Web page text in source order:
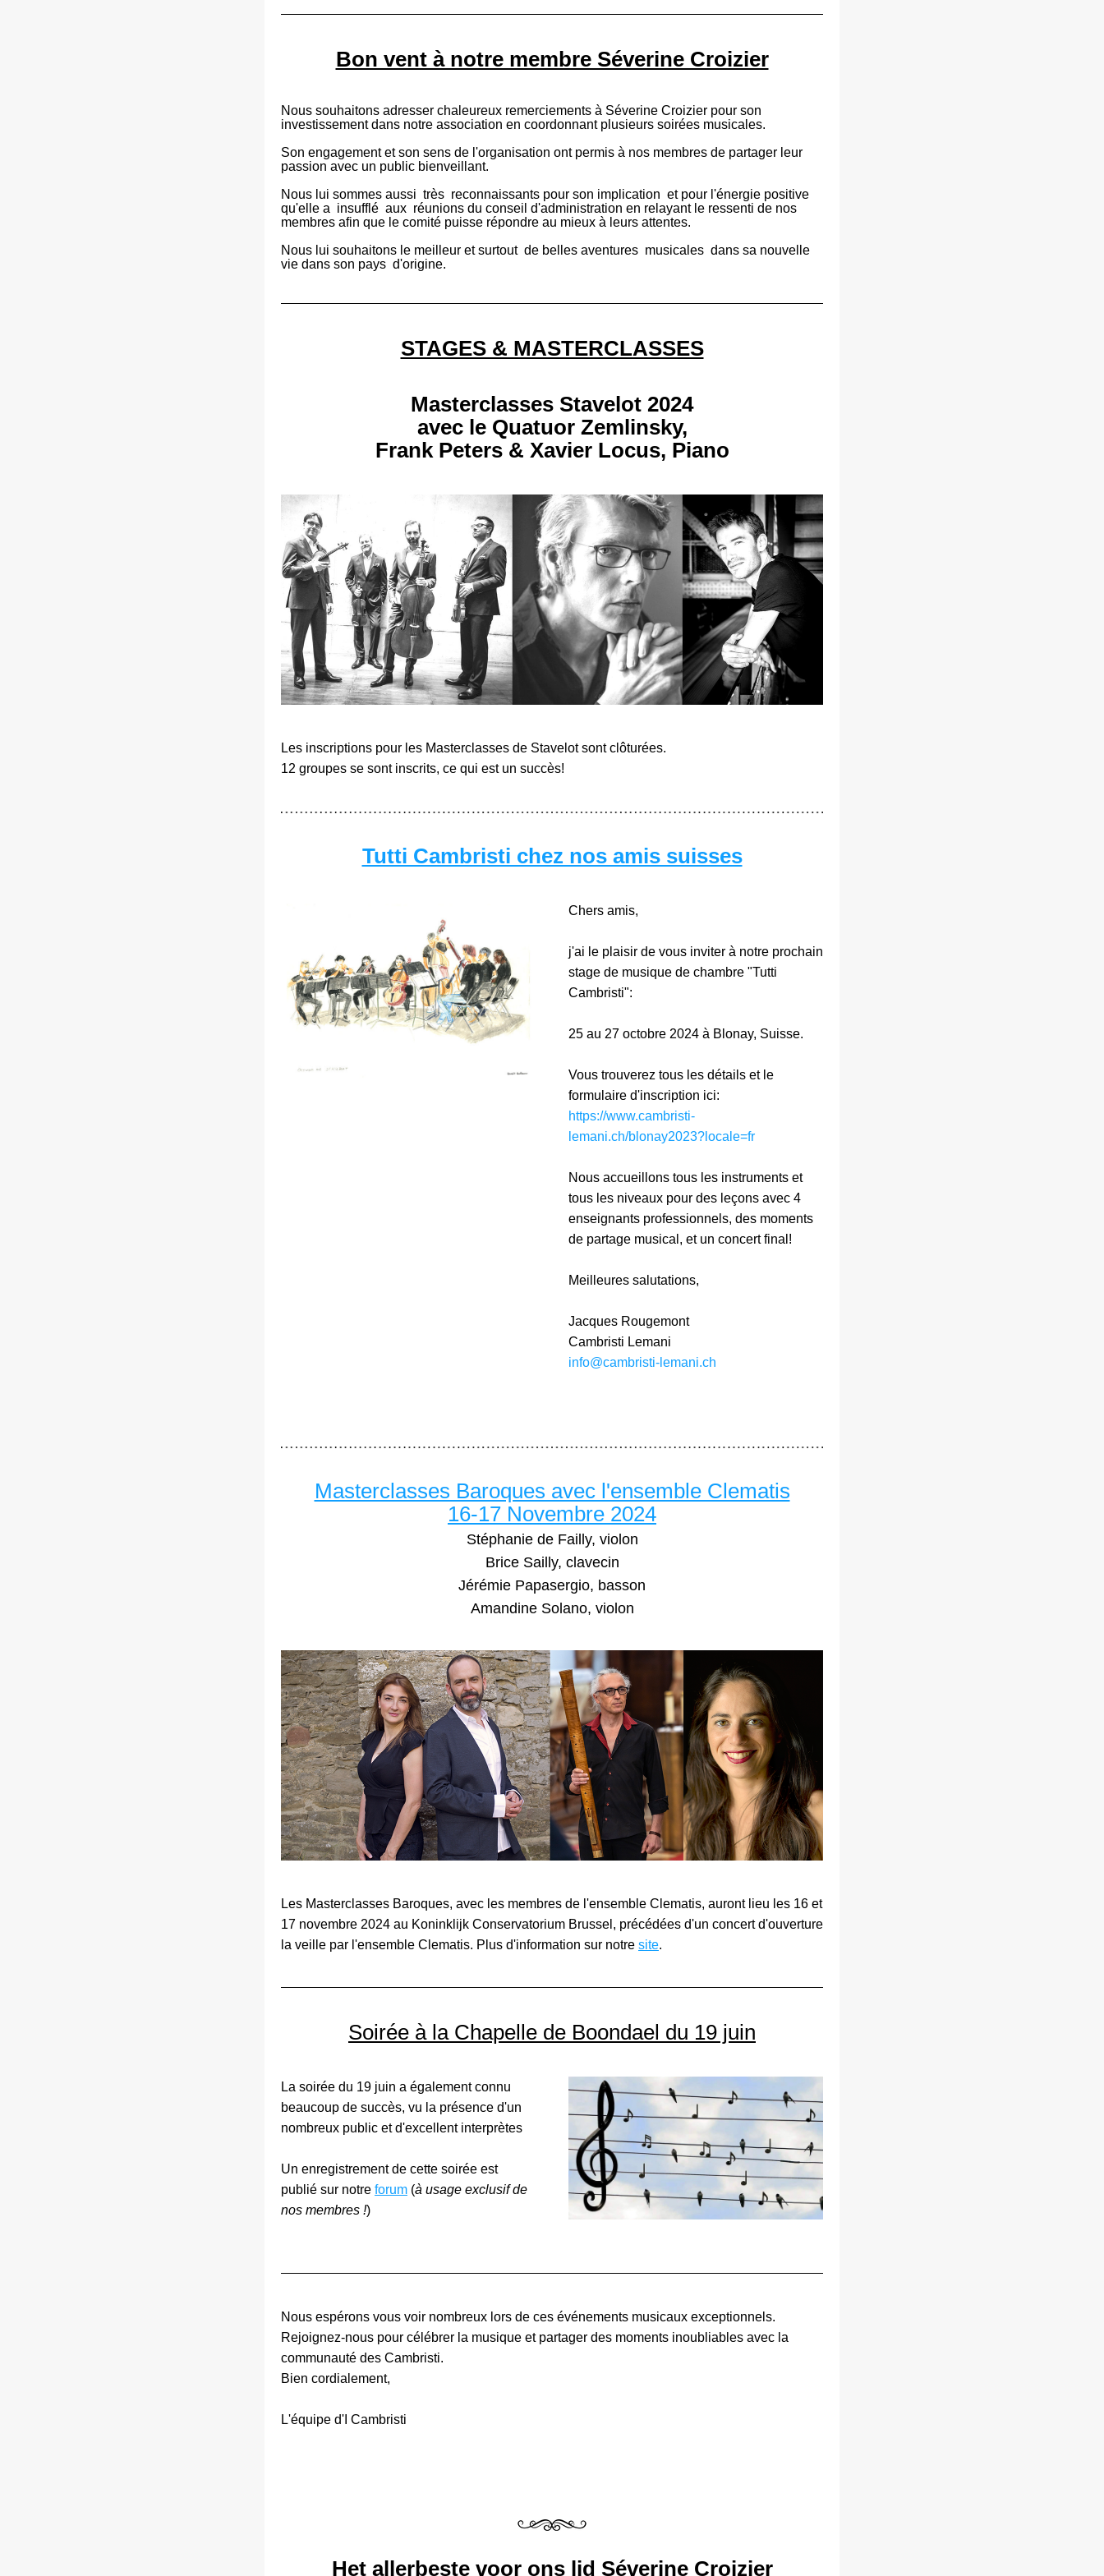
Bon vent à notre membre Séverine Croizier
Nous souhaitons adresser chaleureux remerciements à Séverine Croizier pour son
investissement dans notre association en coordonnant plusieurs soirées musicales.
Son engagement et son sens de l'organisation ont permis à nos membres de partager leur
passion avec un public bienveillant.
Nous lui sommes aussi  très  reconnaissants pour son implication  et pour l'énergie positive
qu'elle a  insufflé  aux  réunions du conseil d'administration en relayant le ressenti de nos
membres afin que le comité puisse répondre au mieux à leurs attentes.
Nous lui souhaitons le meilleur et surtout  de belles aventures  musicales  dans sa nouvelle
vie dans son pays  d'origine.
STAGES & MASTERCLASSES
Masterclasses Stavelot 2024
avec le Quatuor Zemlinsky,
Frank Peters & Xavier Locus, Piano
Les inscriptions pour les Masterclasses de Stavelot sont clôturées.
12 groupes se sont inscrits, ce qui est un succès!
Tutti Cambristi chez nos amis suisses
Chers amis,
j'ai le plaisir de vous inviter à notre prochain
stage de musique de chambre "Tutti
Cambristi":
25 au 27 octobre 2024 à Blonay, Suisse.
Vous trouverez tous les détails et le
formulaire d'inscription ici:
https://www.cambristi-
lemani.ch/blonay2023?locale=fr
Nous accueillons tous les instruments et
tous les niveaux pour des leçons avec 4
enseignants professionnels, des moments
de partage musical, et un concert final!
Meilleures salutations,
Jacques Rougemont
Cambristi Lemani
info@cambristi-lemani.ch
Masterclasses Baroques avec l'ensemble Clematis
16-17 Novembre 2024
Stéphanie de Failly, violon
Brice Sailly, clavecin
Jérémie Papasergio, basson
Amandine Solano, violon
Les Masterclasses Baroques, avec les membres de l'ensemble Clematis, auront lieu les 16 et
17 novembre 2024 au Koninklijk Conservatorium Brussel , précédées d'un concert d'ouverture
la veille par l'ensemble Clematis. Plus d'information sur notre site.
Soirée à la Chapelle de Boondael du 19 juin
La soirée du 19 juin a également connu
beaucoup de succès, vu la présence d'un
nombreux public et d'excellent interprètes
Un enregistrement de cette soirée est
publié sur notre forum (à usage exclusif de
nos membres !)
Nous espérons vous voir nombreux lors de ces événements musicaux exceptionnels.
Rejoignez-nous pour célébrer la musique et partager des moments inoubliables avec la
communauté des Cambristi.
Bien cordialement,
L'équipe d'I Cambristi
Het allerbeste voor ons lid Séverine Croizier